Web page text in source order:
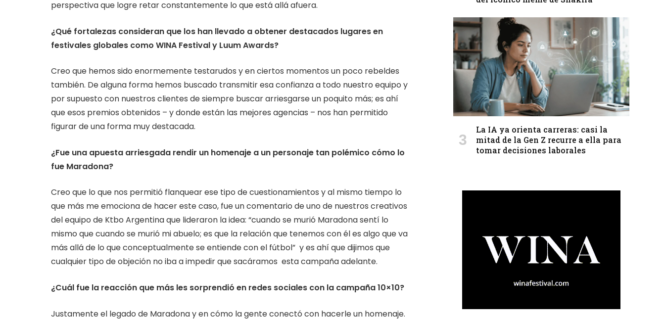
perspectiva que logre retar constantemente lo que está allá afuera.
¿Qué fortalezas consideran que los han llevado a obtener destacados lugares en
festivales globales como WINA Festival y Luum Awards?
Creo que hemos sido enormemente testarudos y en ciertos momentos un poco rebeldes
también. De alguna forma hemos buscado transmitir esa confianza a todo nuestro equipo y
por supuesto con nuestros clientes de siempre buscar arriesgarse un poquito más; es ahí
que esos premios obtenidos – y donde están las mejores agencias – nos han permitido
figurar de una forma muy destacada.
¿Fue una apuesta arriesgada rendir un homenaje a un personaje tan polémico cómo lo
fue Maradona?
Creo que lo que nos permitió flanquear ese tipo de cuestionamientos y al mismo tiempo lo
que más me emociona de hacer este caso, fue un comentario de uno de nuestros creativos
del equipo de Ktbo Argentina que lideraron la idea: “cuando se murió Maradona sentí lo
mismo que cuando se murió mi abuelo; es que la relación que tenemos con él es algo que va
más allá de lo que conceptualmente se entiende con el fútbol” y es ahí que dijimos que
cualquier tipo de objeción no iba a impedir que sacáramos esta campaña adelante.
¿Cuál fue la reacción que más les sorprendió en redes sociales con la campaña10×10?
Justamente el legado de Maradona y en cómo la gente conectó con hacerle un homenaje.
La IA ya orienta carreras: casi la
mitad de la Gen Z recurre a ella para
tomar decisiones laborales